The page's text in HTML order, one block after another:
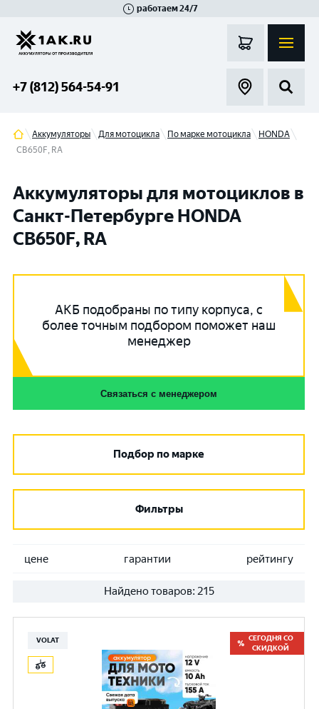
работаем 24/7
+7 (812) 564-54-91
Аккумуляторы Для мотоцикла По марке мотоцикла
HONDA
CB650F, RA
Аккумуляторы для мотоциклов в
Санкт-Петербурге HONDA
CB650F, RA
АКБ подобраны по типу корпуса, с
более точным подбором поможет наш
менеджер
Связаться с менеджером
Подбор по марке
Фильтры
цене гарантии рейтингу
Найдено товаров: 215
VOLAT
СЕГОДНЯ СО
СКИДКОЙ
Гатчина